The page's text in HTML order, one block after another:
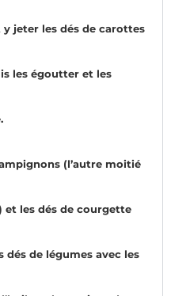
y jeter les dés de carottes
les égoutter et les
(l’autre moitié
et les dés de courgette
dés de légumes avec les